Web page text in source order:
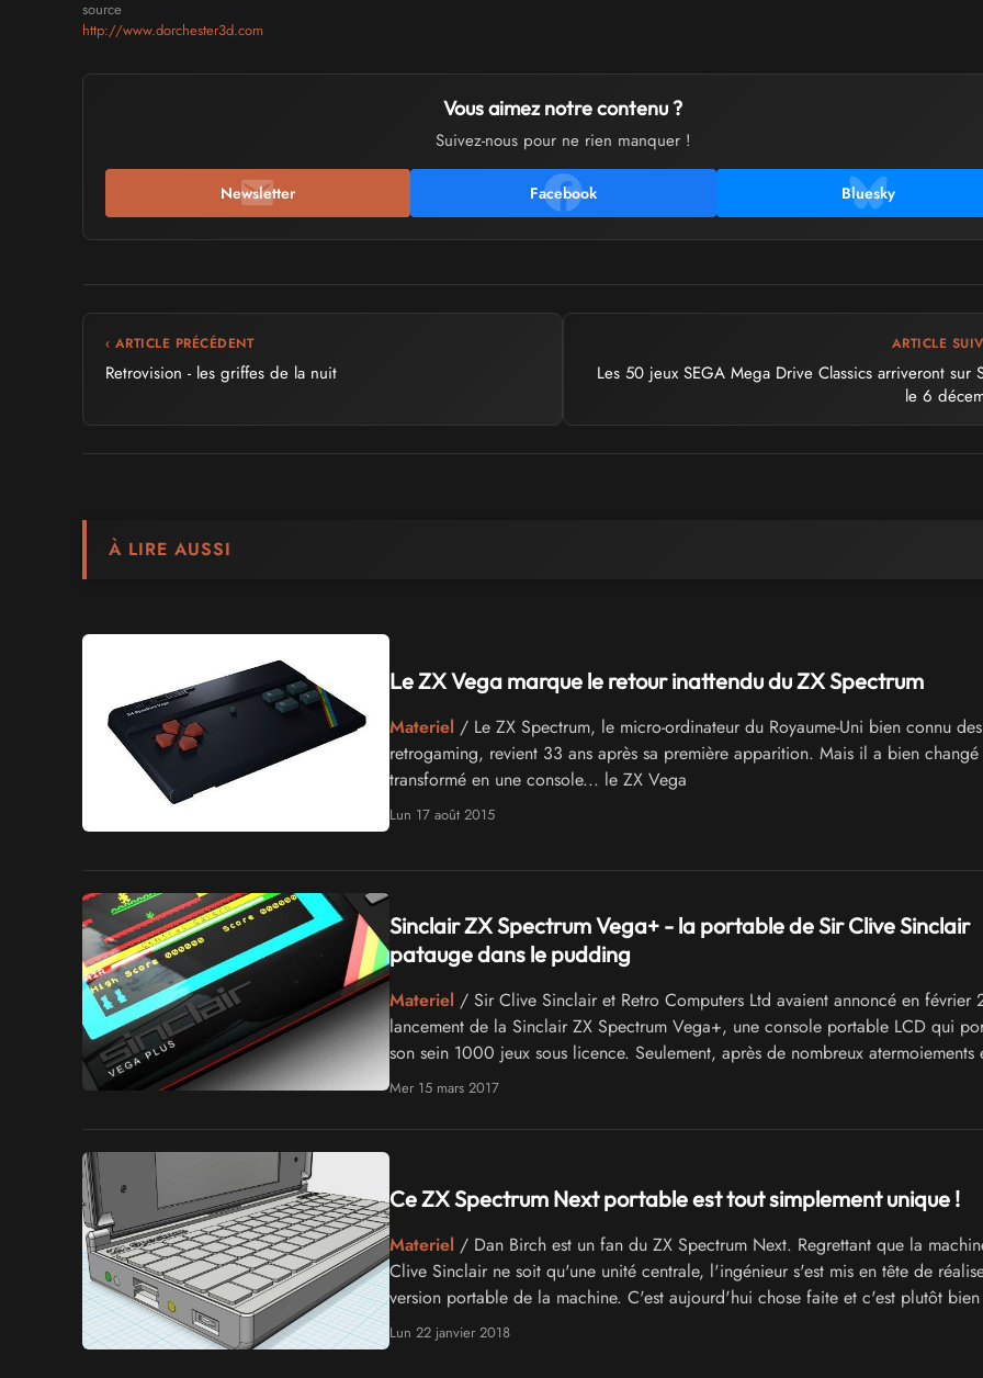
source
http://www.dorchester3d.com
Vous aimez notre contenu ?
Suivez-nous pour ne rien manquer !
Newsletter Facebook Bluesky
‹ ARTICLE PRÉCÉDENT
Retrovision - les griffes de la nuit
ARTICLE
Les 50 jeux SEGA Mega Drive Classics arriveront sur
le 6
À LIRE AUSSI
Le ZX Vega marque le retour inattendu du ZX Spectrum
Materiel / Le ZX Spectrum, le micro-ordinateur du Royaume-Uni bien connu
retrogaming, revient 33 ans après sa première apparition. Mais il a bien changé
transformé en une console... le ZX Vega
Lun 17 août 2015
Sinclair ZX Spectrum Vega+ - la portable de Sir Clive Sinclair
patauge dans le pudding
Materiel / Sir Clive Sinclair et Retro Computers Ltd avaient annoncé en février
lancement de la Sinclair ZX Spectrum Vega+, une console portable LCD qui
son sein 1000 jeux sous licence. Seulement, après de nombreux atermoiements
opacité sans nom, la campagne de financement vient d'être stoppé net par
Mer 15 mars 2017
Ce ZX Spectrum Next portable est tout simplement unique !
Materiel / Dan Birch est un fan du ZX Spectrum Next. Regrettant que la
Clive Sinclair ne soit qu'une unité centrale, l'ingénieur s'est mis en tête de
version portable de la machine. C'est aujourd'hui chose faite et c'est plutôt
Lun 22 janvier 2018